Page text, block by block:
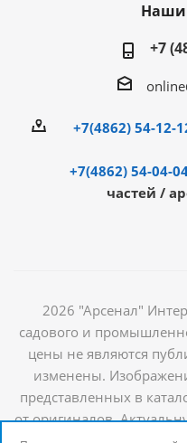
Наши
+7
+7(4862) 54-12-
+7(4862) 54-04-
частей /
2026 "Арсенал"
садового и
цены не являются
изменены.
представленных в
от оригиналов.